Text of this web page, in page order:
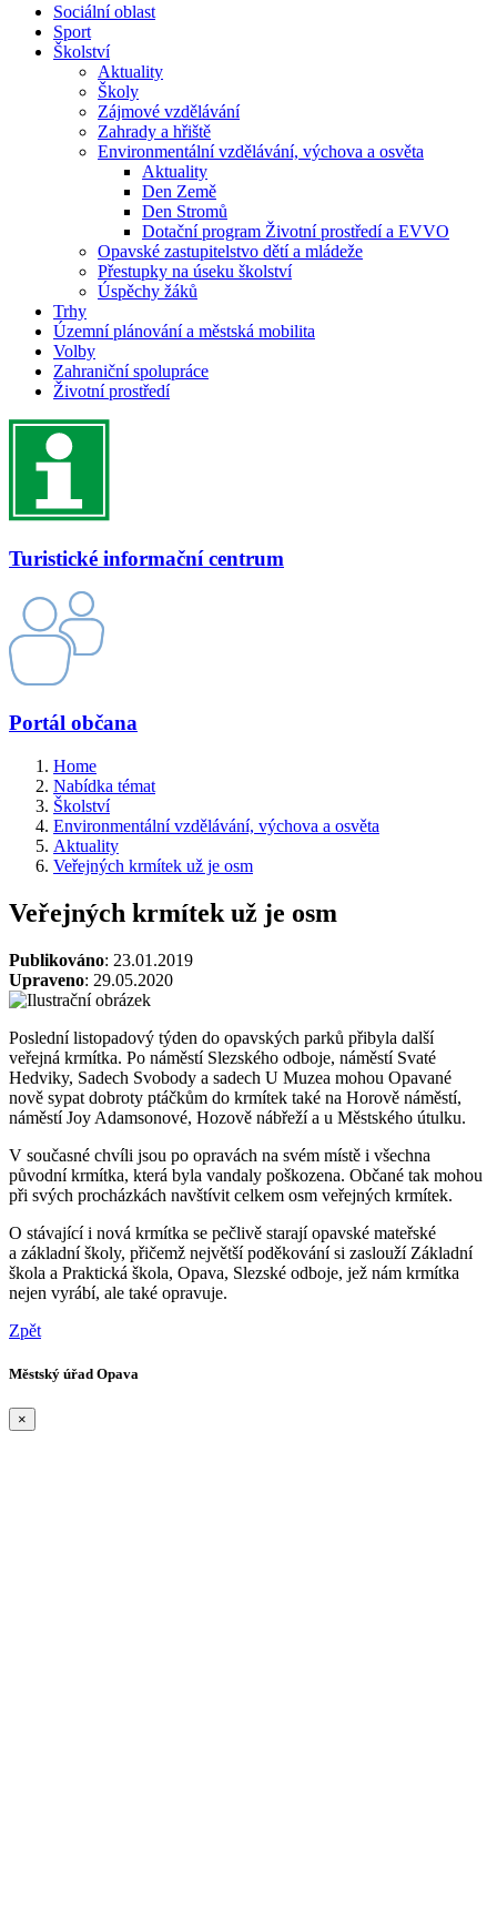
Sociální oblast
Sport
Školství
Aktuality
Školy
Zájmové vzdělávání
Zahrady a hřiště
Environmentální vzdělávání, výchova a osvěta
Aktuality
Den Země
Den Stromů
Dotační program Životní prostředí a EVVO
Opavské zastupitelstvo dětí a mládeže
Přestupky na úseku školství
Úspěchy žáků
Trhy
Územní plánování a městská mobilita
Volby
Zahraniční spolupráce
Životní prostředí
Turistické informační centrum
Portál občana
Home
Nabídka témat
Školství
Environmentální vzdělávání, výchova a osvěta
Aktuality
Veřejných krmítek už je osm
Veřejných krmítek už je osm
Publikováno: 23.01.2019
Upraveno: 29.05.2020
Poslední listopadový týden do opavských parků přibyla další
veřejná krmítka. Po náměstí Slezského odboje, náměstí Svaté
Hedviky, Sadech Svobody a sadech U Muzea mohou Opavané
nově sypat dobroty ptáčkům do krmítek také na Horově náměstí,
náměstí Joy Adamsonové, Hozově nábřeží a u Městského útulku.
V současné chvíli jsou po opravách na svém místě i všechna
původní krmítka, která byla vandaly poškozena. Občané tak mohou
při svých procházkách navštívit celkem osm veřejných krmítek.
O stávající i nová krmítka se pečlivě starají opavské mateřské
a základní školy, přičemž největší poděkování si zaslouží Základní
škola a Praktická škola, Opava, Slezské odboje, jež nám krmítka
nejen vyrábí, ale také opravuje.
Zpět
Městský úřad Opava
×